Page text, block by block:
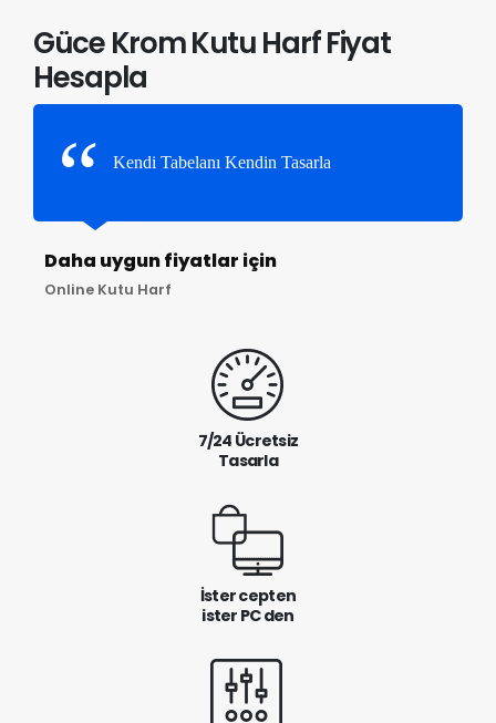
Güce Krom Kutu Harf Fiyat
Hesapla
Kendi Tabelanı Kendin Tasarla
Daha uygun fiyatlar için
Online Kutu Harf
7/24 Ücretsiz
Tasarla
İster cepten
ister PC den